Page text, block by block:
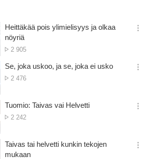
Heittäkää pois ylimielisyys ja olkaa
nöyriä
No.
views
2 905
옵
기
Se, joka uskoo, ja se, joka ei usko
No.
2 476
옵
기
Tuomio: Taivas vai Helvetti
No.
2 242
옵
기
Taivas tai helvetti kunkin tekojen
mukaan
옵